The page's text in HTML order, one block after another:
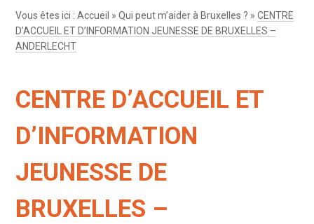
Vous êtes ici :Accueil »Qui peut m’aider à Bruxelles ? »CENTRE
D’ACCUEIL ET D’INFORMATION JEUNESSE DE BRUXELLES –
ANDERLECHT
CENTRE D’ACCUEIL ET
D’INFORMATION
JEUNESSE DE
BRUXELLES –